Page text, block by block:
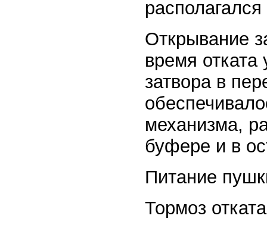
Открывание
время
затвора в
механизма,
буфере и в
Питание
Тормоз